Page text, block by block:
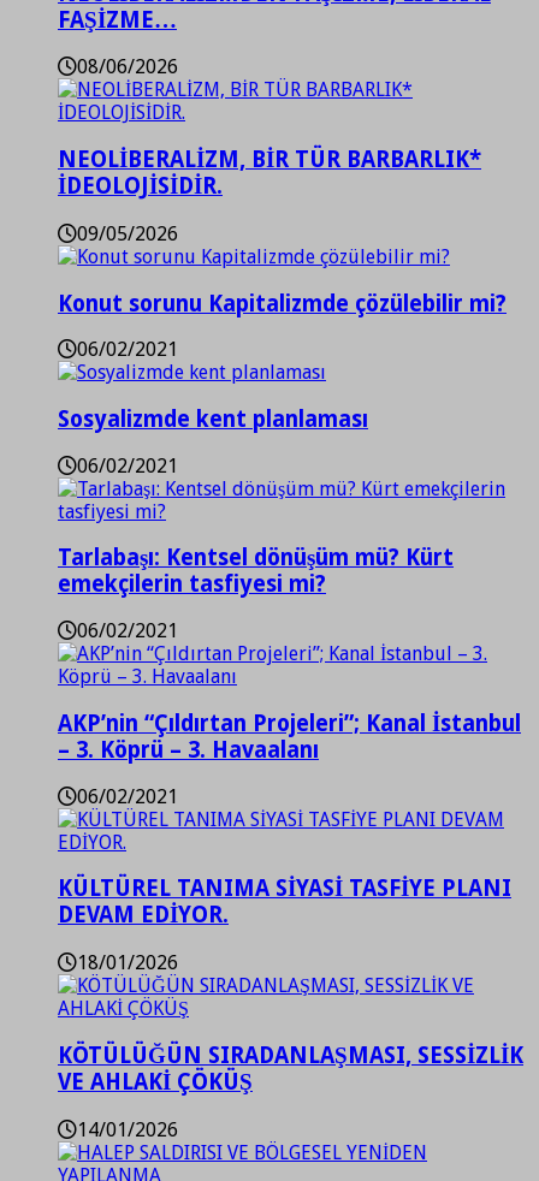
FAŞİZME…
08/06/2026
NEOLİBERALİZM, BİR TÜR BARBARLIK*
İDEOLOJİSİDİR.
09/05/2026
Konut sorunu Kapitalizmde çözülebilir mi?
06/02/2021
Sosyalizmde kent planlaması
06/02/2021
Tarlabaşı: Kentsel dönüşüm mü? Kürt
emekçilerin tasfiyesi mi?
06/02/2021
AKP’nin “Çıldırtan Projeleri”; Kanal İstanbul
– 3. Köprü – 3. Havaalanı
06/02/2021
KÜLTÜREL TANIMA SİYASİ TASFİYE PLANI
DEVAM EDİYOR.
18/01/2026
KÖTÜLÜĞÜN SIRADANLAŞMASI, SESSİZLİK
VE AHLAKİ ÇÖKÜŞ
14/01/2026